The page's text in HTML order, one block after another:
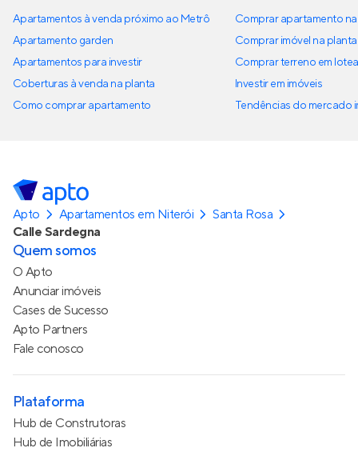
Apartamentos à venda próximo ao Metrô
Apartamento garden
Apartamentos para investir
Coberturas à venda na planta
Como comprar apartamento
Comprar apartamento
Comprar imóvel na planta
Comprar terreno em
Investir em imóveis
Tendências do mercado
Apto Apartamentos em Niterói
Santa Rosa
Calle Sardegna
Quem somos
O Apto
Anunciar imóveis
Cases de Sucesso
Apto Partners
Fale conosco
Plataforma
Hub de Construtoras
Hub de Imobiliárias